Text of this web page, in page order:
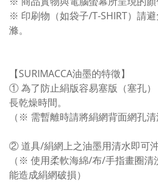
※ 印刷物（如袋子/T-SHIRT）請
滌。
【SURIMACCA油墨的特徵】
① 為了防止絹版容易塞版（塞孔
長乾燥時間。
（※ 需暫離時請將絹網背面網孔清
② 道具/絹網上之油墨用清水即可沖
（※ 使用柔軟海綿/布/手指畫圈
能造成絹網破損）